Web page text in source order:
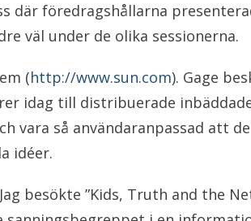
där föredragshållarna
väl under de olika sessionerna.
(http://www.sun.com). Gage
idag till distribuerade
så användaranpassad att
idéer.
besökte ”Kids, Truth and the